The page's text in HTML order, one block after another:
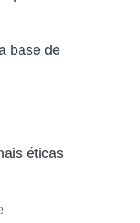
base de
éticas